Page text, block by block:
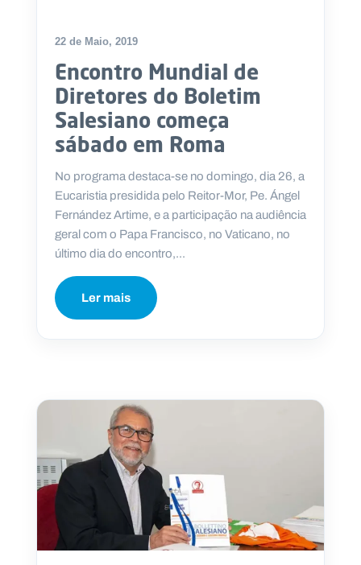
22 de Maio, 2019
Encontro Mundial de
Diretores do Boletim
Salesiano começa
sábado em Roma
No programa destaca-se no domingo, dia 26, a
Eucaristia presidida pelo Reitor-Mor, Pe. Ángel
Fernández Artime, e a participação na audiência
geral com o Papa Francisco, no Vaticano, no
último dia do encontro,...
Ler mais
O
R
T
A
L
N
A
I
O
N
A
L
S
a
l
i
o
t
g o
s